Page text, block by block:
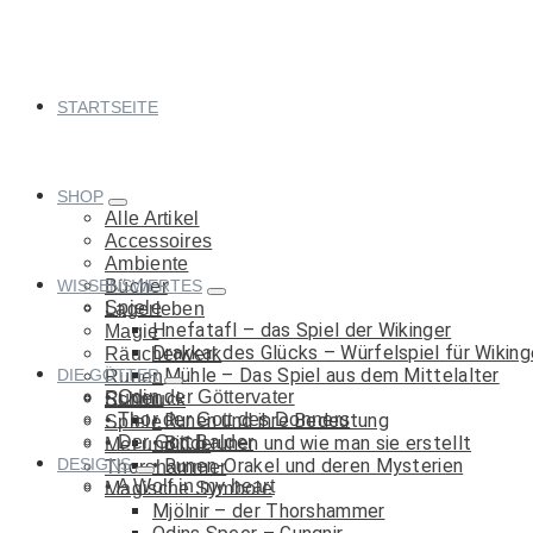
STARTSEITE
SHOP
Alle Artikel
Accessoires
Ambiente
Bücher
Lagerleben
Magie
Räucherwerk
Runen
Schmuck
Spiele
Met und Co.
Thorshammer
WISSENSWERTES
Spiele
Hnefatafl – das Spiel der Wikinger
Drakkar des Glücks – Würfelspiel für
Mühle – Das Spiel aus dem Mittelalter
Runen
Runen und ihre Bedeutung
Binderunen und wie man sie erstellt
Runen-Orakel und deren Mysterien
Magische Symbole
Mjölnir – der Thorshammer
DIE GÖTTER
Odin der Göttervater
Thor der Gott des Donners
Der Gott Balder
DESIGNS
A Wolf in my heart